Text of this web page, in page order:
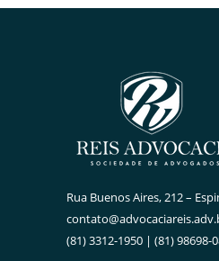
Rua Buenos Aires, 212 –
(81) 3312-1950 | (81) 98698-